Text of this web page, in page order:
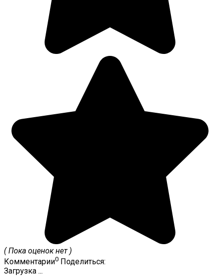
( Пока оценок нет )
Комментарии0 Поделиться:
Загрузка ...